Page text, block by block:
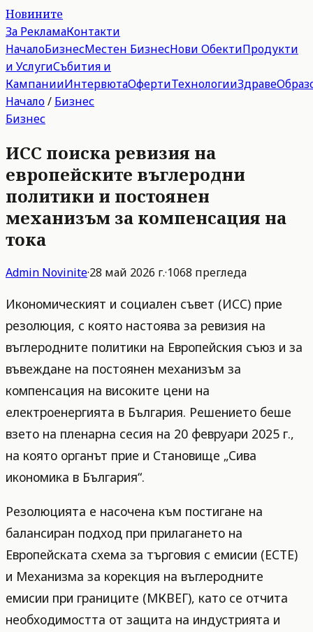
Новините
За РекламаКонтакти
НачалоБизнесМестен БизнесНови ОбектиПродукти
и УслугиСъбития и
КампанииИнтервютаОфертиТехнологииЗдраве
Начало/ Бизнес
Бизнес
ИСС поиска ревизия на
европейските въглеродни
политики и постоянен
механизъм за компенсация на
тока
Admin Novinite·28 май 2026 г.·1068 прегледа
Икономическият и социален съвет (ИСС) прие
резолюция, с която настоява за ревизия на
въглеродните политики на Европейския съюз и за
въвеждане на постоянен механизъм за
компенсация на високите цени на
електроенергията в България. Решението беше
взето на пленарна сесия на 20 февруари 2025 г.,
на която органът прие и Становище „Сива
икономика в България“.
Резолюцията е насочена към постигане на
балансиран подход при прилагането на
Европейската схема за търговия с емисии (ЕСТЕ)
и Механизма за корекция на въглеродните
емисии при границите (МКВЕГ), като се отчита
необходимостта от защита на индустрията и